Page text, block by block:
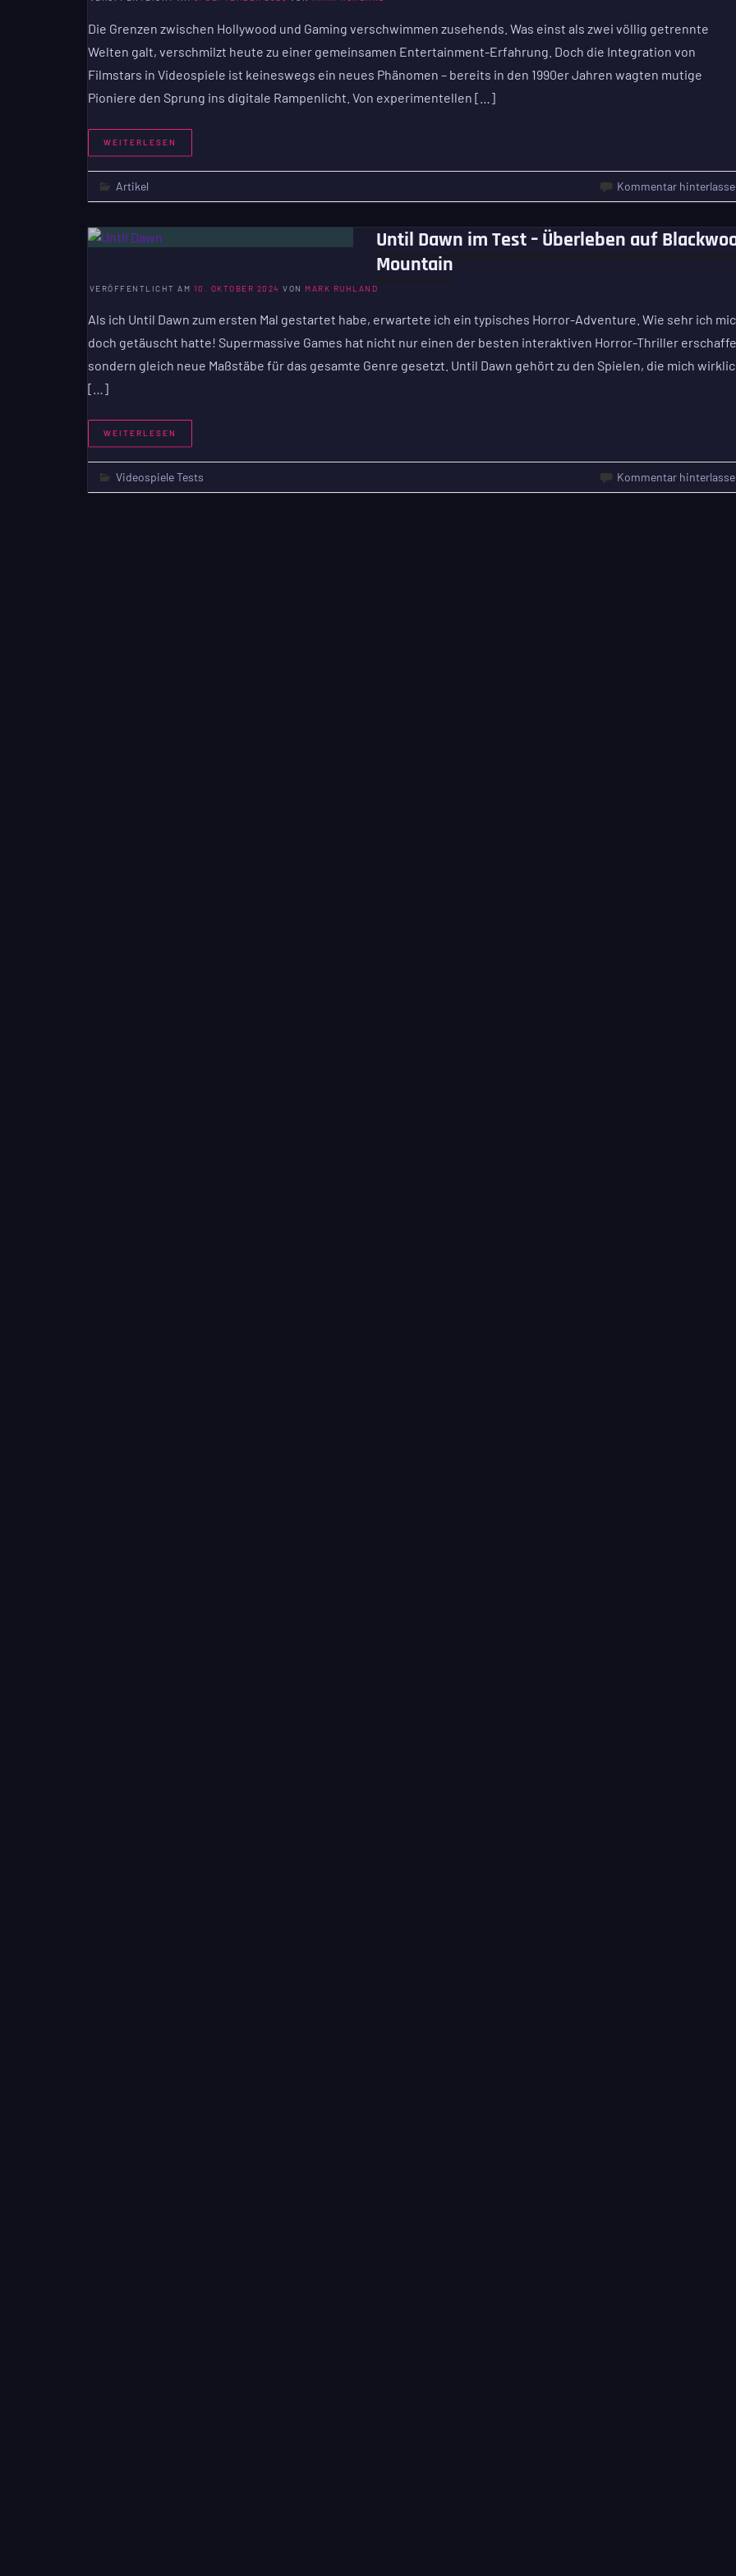
Die Grenzen zwischen Hollywood und Gaming verschwimmen zusehends. Was einst als zwei völlig getrennte
Welten galt, verschmilzt heute zu einer gemeinsamen Entertainment-Erfahrung. Doch die Integration von
Filmstars in Videospiele ist keineswegs ein neues Phänomen – bereits in den 1990er Jahren wagten mutige
Pioniere den Sprung ins digitale Rampenlicht. Von experimentellen […]
WEITERLESEN
Artikel Kommentar
Until Dawn im Test – Überleben auf
Mountain
VERÖFFENTLICHT AM 10. OKTOBER 2024 VON MARK RUHLAND
Als ich Until Dawn zum ersten Mal gestartet habe, erwartete ich ein typisches Horror-Adventure. Wie sehr ich
doch getäuscht hatte! Supermassive Games hat nicht nur einen der besten interaktiven Horror-Thriller
sondern gleich neue Maßstäbe für das gesamte Genre gesetzt. Until Dawn gehört zu den Spielen, die mich
[…]
WEITERLESEN
Videospiele Tests Kommentar